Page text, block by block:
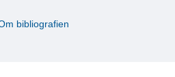
bibliografien